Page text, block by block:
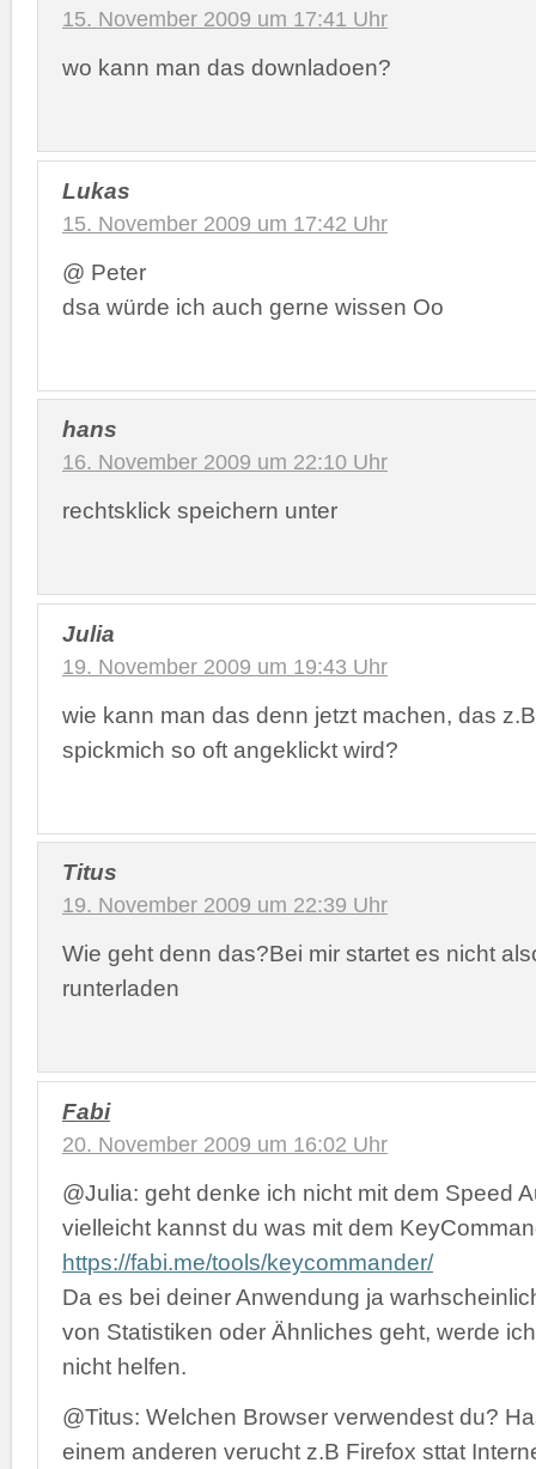
15. November 2009 um 17:41 Uhr
wo kann man das downladoen?
Lukas
15. November 2009 um 17:42 Uhr
@ Peter
dsa würde ich auch gerne wissen Oo
hans
16. November 2009 um 22:10 Uhr
rechtsklick speichern unter
Julia
19. November 2009 um 19:43 Uhr
wie kann man das denn jetzt machen, das
spickmich so oft angeklickt wird?
Titus
19. November 2009 um 22:39 Uhr
Wie geht denn das?Bei mir startet es nicht
runterladen
Fabi
20. November 2009 um 16:02 Uhr
@Julia: geht denke ich nicht mit dem Speed
vielleicht kannst du was mit dem
https://fabi.me/tools/keycommander/
Da es bei deiner Anwendung ja
von Statistiken oder Ähnliches geht, werde
nicht helfen.
@Titus: Welchen Browser verwendest du?
einem anderen verucht z.B Firefox sttat